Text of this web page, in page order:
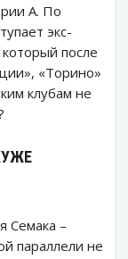
А. По
экс-
после
«Торино»
клубам не
Семака –
параллели не